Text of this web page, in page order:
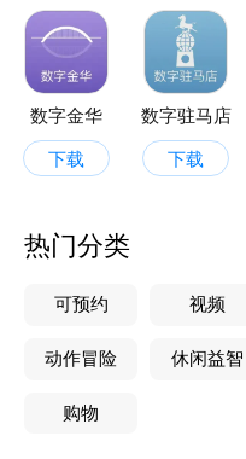
数字金华
下载
数字驻马店
下载
热门分类
可预约 视频
动作冒险 休闲益智
购物